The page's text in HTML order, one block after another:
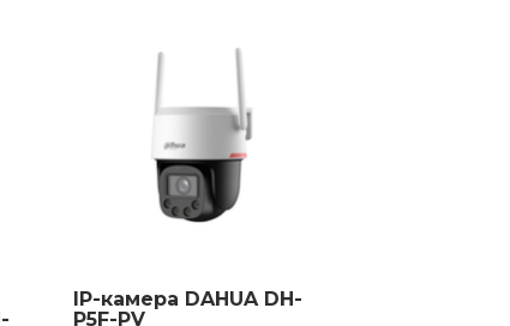
IP-камера DAHUA DH-
P5F-PV